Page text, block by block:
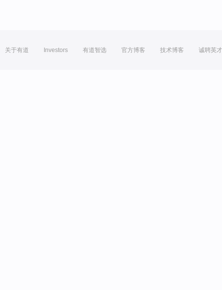
关于有道 Investors 有道智选 官方博客 技术博客 诚聘英才